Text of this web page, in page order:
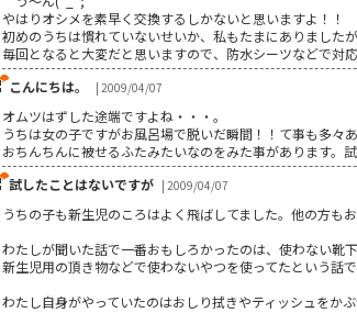
やはりオシメを素早く交換するしかないと思いますよ！！
初めのうちは慣れていないせいか、私もたまにありましたが
毎回となると大変だと思いますので、防水シーツなどで対
こんにちは。
| 2009/04/07
オムツはずした途端ですよね・・・。
うちは女の子ですがお風呂場で脱いだ瞬間！！て事も多々あ
おちんちんに被せるふたみたいなのをみた事があります。
試したことはないですが | 2009/04/07
うちの子も新生児のころはよく飛ばしてました。他の方も
わたしが聞いた話で一番おもしろかったのは、使わない靴
新生児用の頂き物などで使わないやつを使ってたという話で
わたし自身がやっていたのはおしり拭きやティッシュをかぶ